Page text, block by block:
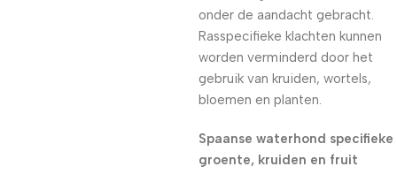
onder de aandacht gebracht.
Rasspecifieke klachten kunnen
worden verminderd door het
gebruik van kruiden, wortels,
bloemen en planten.
Spaanse waterhond specifieke
groente, kruiden en fruit